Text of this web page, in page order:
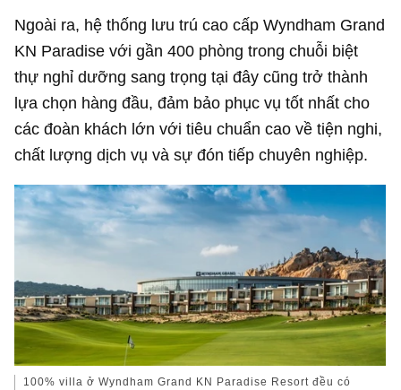
Ngoài ra, hệ thống lưu trú cao cấp Wyndham Grand
KN Paradise với gần 400 phòng trong chuỗi biệt
thự nghỉ dưỡng sang trọng tại đây cũng trở thành
lựa chọn hàng đầu, đảm bảo phục vụ tốt nhất cho
các đoàn khách lớn với tiêu chuẩn cao về tiện nghi,
chất lượng dịch vụ và sự đón tiếp chuyên nghiệp.
100% villa ở Wyndham Grand KN Paradise Resort đều có